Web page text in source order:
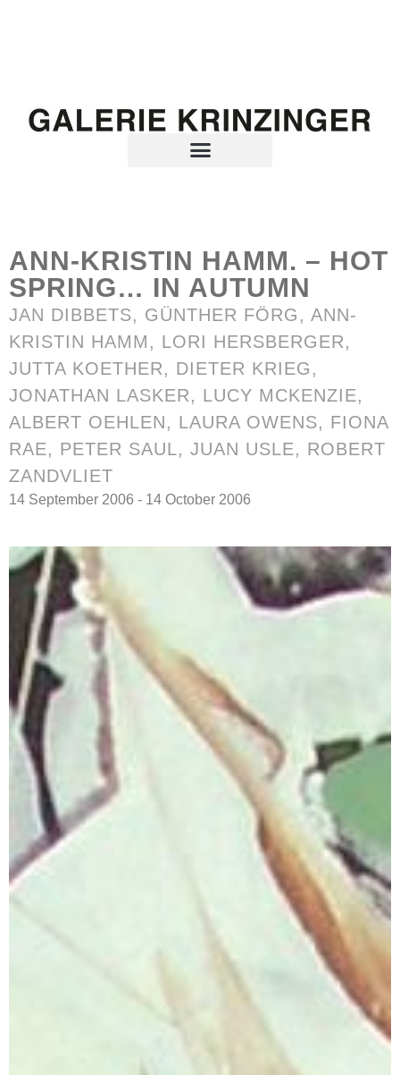
ANN-KRISTIN HAMM. – HOT
SPRING… IN AUTUMN
JAN DIBBETS, GÜNTHER FÖRG , ANN-
KRISTIN HAMM , LORI HERSBERGER,
JUTTA KOETHER, DIETER KRIEG,
JONATHAN LASKER, LUCY MCKENZIE,
ALBERT OEHLEN, LAURA OWENS, FIONA
RAE, PETER SAUL, JUAN USLE, ROBERT
ZANDVLIET
14 September 2006 - 14 October 2006